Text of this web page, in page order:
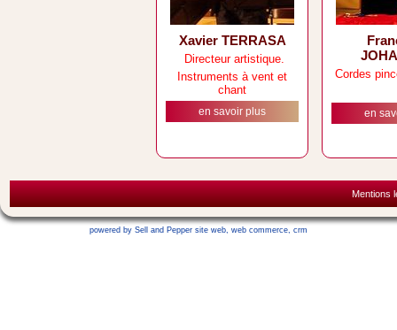
Xavier TERRASA
Directeur artistique.
Instruments à vent et
chant
en savoir plus
Cordes
en
Mentions
powered by Sell and Pepper site web, web commerce, crm